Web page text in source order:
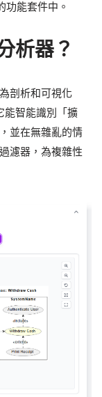
功能套件中。
析器？
剖析和可視化
能智能識別「擴
並在無雜亂的情
濾器，為複雜性